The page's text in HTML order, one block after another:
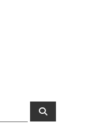
検
索